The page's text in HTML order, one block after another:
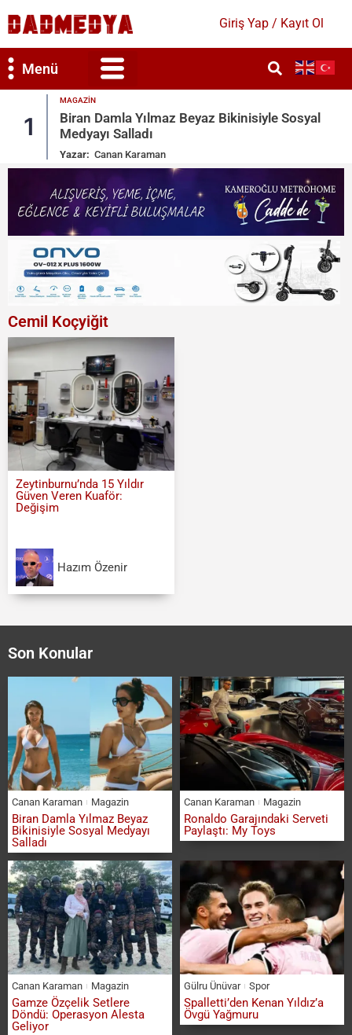
Giriş Yap / Kayıt Ol
Menü
Damla Yılmaz Beyaz Bikinisiyle Sosyal
Salladı
Canan Karaman
2
Cemil Koçyiğit
Zeytinburnu’nda 15 Yıldır
Güven Veren Kuaför:
Değişim
Hazım Özenir
Son Konular
Canan Karaman Magazin
Biran Damla Yılmaz Beyaz
Bikinisiyle Sosyal Medyayı
Salladı
Canan Karaman Magazin
Ronaldo Garajındaki Serveti
Paylaştı: My Toys
Canan Karaman Magazin
Gamze Özçelik Setlere
Döndü: Operasyon Alesta
Geliyor
Gülru Ünüvar Spor
Spalletti’den Kenan Yıldız’a
Övgü Yağmuru